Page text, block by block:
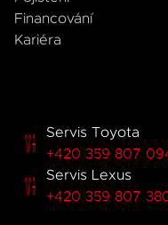
Financování
Kariéra
Servis Toyota
+420 359 807
Servis Lexus
+420 359 807